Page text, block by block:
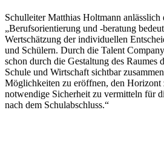
Schulleiter Matthias Holtmann anlässlich
„Berufsorientierung und -beratung
Wertschätzung der individuellen
und Schülern. Durch die Talent
schon durch die Gestaltung des Raumes
Schule und Wirtschaft sichtbar
Möglichkeiten zu eröffnen, den Horizont
notwendige Sicherheit zu vermitteln für
nach dem Schulabschluss.“